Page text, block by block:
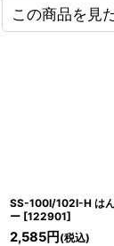
この商品を見
SS-100I/102I-H は
ー [122901]
2,585円 (税込)